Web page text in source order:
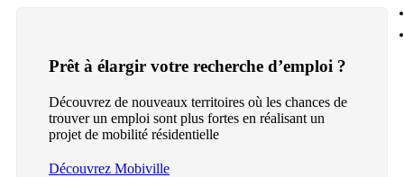
Prêt à élargir votre recherche d’emploi ?
Découvrez de nouveaux territoires où les chances de
trouver un emploi sont plus fortes en réalisant un
projet de mobilité résidentielle
Découvrez Mobiville